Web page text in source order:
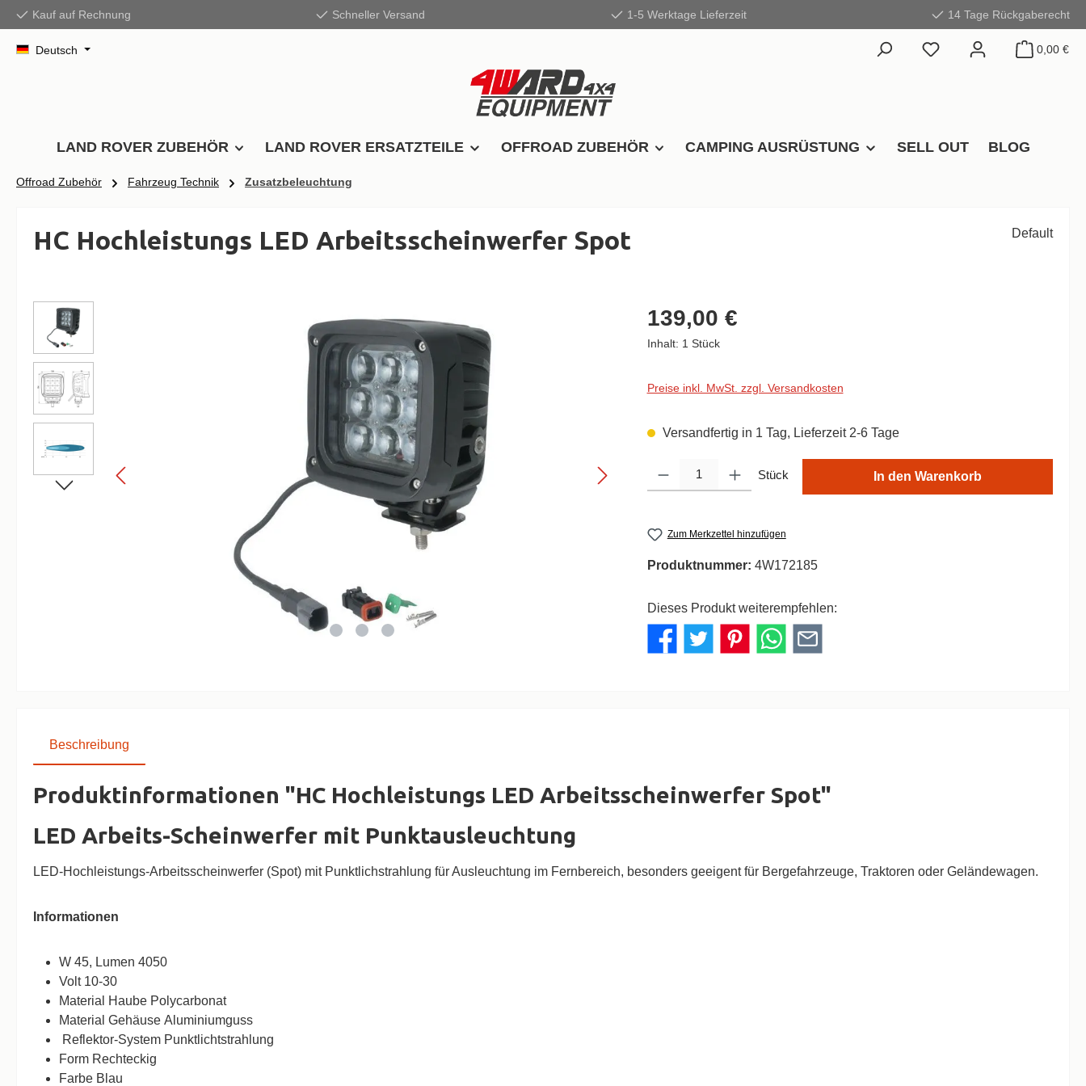
Zur Hauptnavigation springen
Kauf auf Rechnung Schneller Versand 1-5 Werktage Lieferzeit 14 Tage Rückgaberecht
Deutsch 0,00 €
LAND ROVER ZUBEHÖR LAND ROVER ERSATZTEILE OFFROAD ZUBEHÖR CAMPING AUSRÜSTUNG SELL OUT BLOG
Offroad Zubehör Fahrzeug Technik Zusatzbeleuchtung
HC Hochleistungs LED Arbeitsscheinwerfer Spot Default
Bildergalerie überspringen 139,00 €
Inhalt: 1 Stück
Preise inkl. MwSt. zzgl. Versandkosten
Versandfertig in 1 Tag, Lieferzeit 2-6 Tage
Stück In den Warenkorb
Zum Merkzettel hinzufügen
Produktnummer: 4W172185
Dieses Produkt weiterempfehlen:
Beschreibung
Produktinformationen "HC Hochleistungs LED Arbeitsscheinwerfer Spot"
LED Arbeits-Scheinwerfer mit Punktausleuchtung
LED-Hochleistungs-Arbeitsscheinwerfer (Spot) mit Punktlichstrahlung für Ausleuchtung im Fernbereich, besonders geeigent für Bergefahrzeuge, Traktoren oder Geländewagen.
Informationen
W 45, Lumen 4050
Volt 10-30
Material Haube Polycarbonat
Material Gehäuse Aluminiumguss
Reflektor-System Punktlichtstrahlung
Form Rechteckig
Farbe Blau